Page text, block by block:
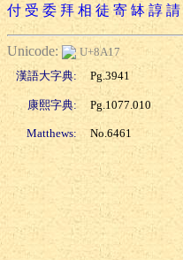
付 受 委 拜 相 徒 寄 缽 諄 請
Unicode:
U+8A17
漢語大字典:
Pg.3941
康熙字典: Pg.1077.010
Matthews: No.6461